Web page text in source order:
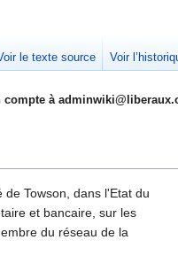
à
Towson, dans l'Etat du
et bancaire, sur les
du réseau de la
le texte source Voir